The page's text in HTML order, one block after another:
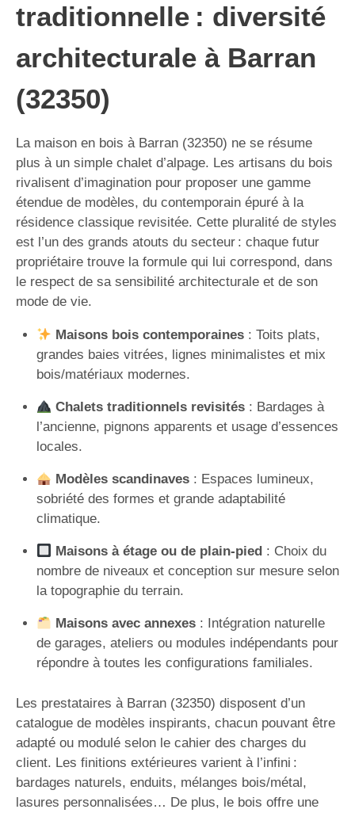
traditionnelle : diversité
architecturale à Barran
(32350)
La maison en bois à Barran (32350) ne se résume
plus à un simple chalet d’alpage. Les artisans du bois
rivalisent d’imagination pour proposer une gamme
étendue de modèles, du contemporain épuré à la
résidence classique revisitée. Cette pluralité de styles
est l’un des grands atouts du secteur : chaque futur
propriétaire trouve la formule qui lui correspond, dans
le respect de sa sensibilité architecturale et de son
mode de vie.
Maisons bois contemporaines: Toits plats,
grandes baies vitrées, lignes minimalistes et mix
bois/matériaux modernes.
Chalets traditionnels revisités: Bardages à
l’ancienne, pignons apparents et usage d’essences
locales.
Modèles scandinaves: Espaces lumineux,
sobriété des formes et grande adaptabilité
climatique.
Maisons à étage ou de plain-pied: Choix du
nombre de niveaux et conception sur mesure selon
la topographie du terrain.
Maisons avec annexes: Intégration naturelle
de garages, ateliers ou modules indépendants pour
répondre à toutes les configurations familiales.
Les prestataires à Barran (32350) disposent d’un
catalogue de modèles inspirants, chacun pouvant être
adapté ou modulé selon le cahier des charges du
client. Les finitions extérieures varient à l’infini :
bardages naturels, enduits, mélanges bois/métal,
lasures personnalisées… De plus, le bois offre une